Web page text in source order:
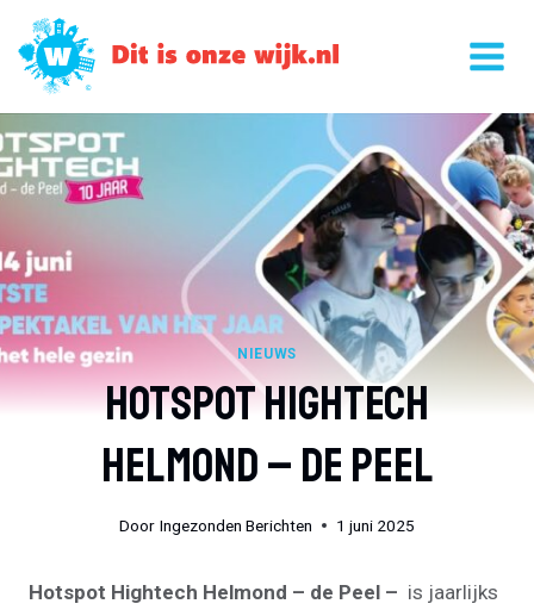
Doorgaan
naar
inhoud
NIEUWS
Hotspot Hightech
Helmond – De Peel
Door Ingezonden Berichten 1 juni 2025
Hotspot Hightech Helmond – de Peel – is jaarlijks